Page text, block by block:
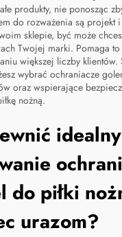
produkty, nie ponosząc
do rozważenia są projekt
sklepie, być może
Twojej marki. Pomaga
większej liczby klientów.
wybrać ochraniacze
oraz wspierające
nożną.
idealny
do piłki
urazom?